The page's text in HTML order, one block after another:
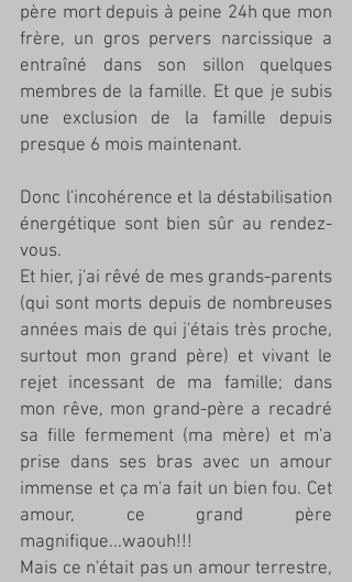
père mort depuis à peine 24h que mon
frère, un gros pervers narcissique a
entraîné dans son sillon quelques
membres de la famille. Et que je subis
une exclusion de la famille depuis
presque 6 mois maintenant.
Donc l'incohérence et la déstabilisation
énergétique sont bien sûr au rendez-
vous.
Et hier, j'ai rêvé de mes grands-parents
(qui sont morts depuis de nombreuses
années mais de qui j'étais très proche,
surtout mon grand père) et vivant le
rejet incessant de ma famille; dans
mon rêve, mon grand-père a recadré
sa fille fermement (ma mère) et m'a
prise dans ses bras avec un amour
immense et ça m'a fait un bien fou. Cet
amour, ce grand père
magnifique...waouh!!!
Mais ce n'était pas un amour terrestre,